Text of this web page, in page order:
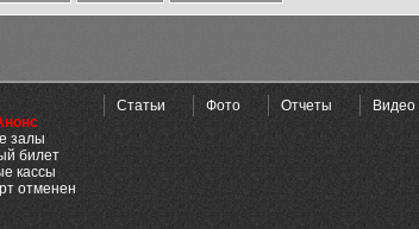
залы
билет
кассы
отменен
Статьи Фото Отчеты Видео